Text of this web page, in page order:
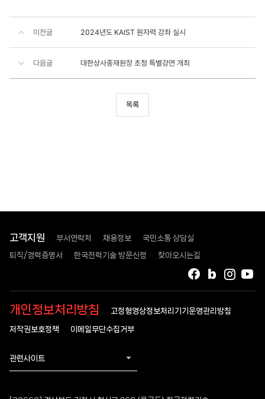
이전글 2024년도 KAIST 원자력 강좌 실시
다음글 대한상사중재원장 초청 특별강연 개최
목록
고객지원 부서연락처 채용정보 국민소통 상담실
퇴직/경력증명서 한국전력기술 방문신청 찾아오시는길
인스
블로그
페이스북
개인정보처리방침 고정형영상정보처리기기운영관리방침
저작권보호정책 이메일무단수집거부
관련사이트